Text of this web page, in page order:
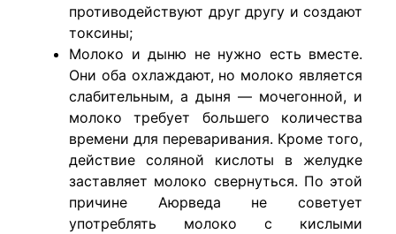
противодействуют друг другу и создают
токсины;
Молоко и дыню не нужно есть вместе.
Они оба охлаждают, но молоко является
слабительным, а дыня — мочегонной, и
молоко требует большего количества
времени для переваривания. Кроме того,
действие соляной кислоты в желудке
заставляет молоко свернуться. По этой
причине Аюрведа не советует
употреблять молоко с кислыми